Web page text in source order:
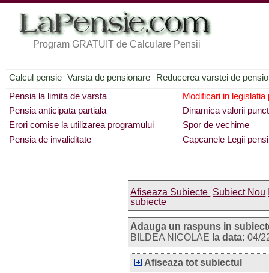
Program GRATUIT de Calculare Pensii
Calcul pensie Varsta de pensionare
Reducerea varstei de
Pensia la limita de varsta
Modificari in legislatia
Pensia anticipata partiala
Dinamica valorii
Erori comise la utilizarea programului
Spor de vechime
Pensia de invaliditate
Capcanele Legii
Afiseaza Subiecte Subiect Nou
subiecte
Adauga un raspuns in
BILDEA NICOLAE la data: 04/
Afiseaza tot subiectul